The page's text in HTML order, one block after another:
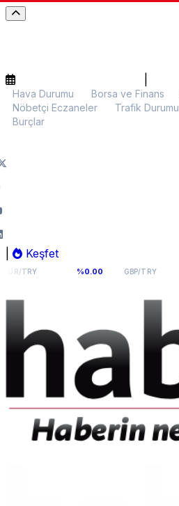
Hava Durumu Borsa ve Finans
Nöbetçi Eczaneler
Trafik Durumu
Burçlar
Keşfet
%0.00 GBP/TRY 64,2936 %0.00